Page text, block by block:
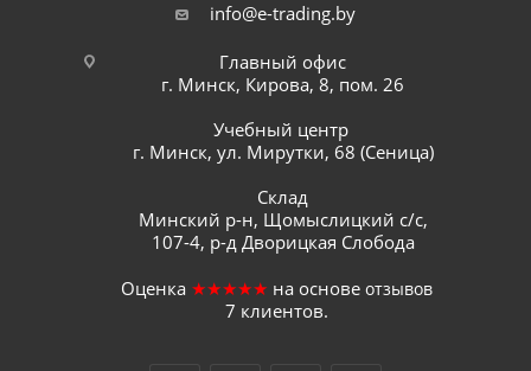
info@e-trading.by
Главный офис
г. Минск, Кирова, 8, пом. 26
Учебный центр
г. Минск, ул. Мирутки, 68 (Сеница)
Склад
Минский р-н, Щомыслицкий с/с,
107-4, р-д Дворицкая Слобода
Оценка ★★★★★ на основе отзывов
7 клиентов.